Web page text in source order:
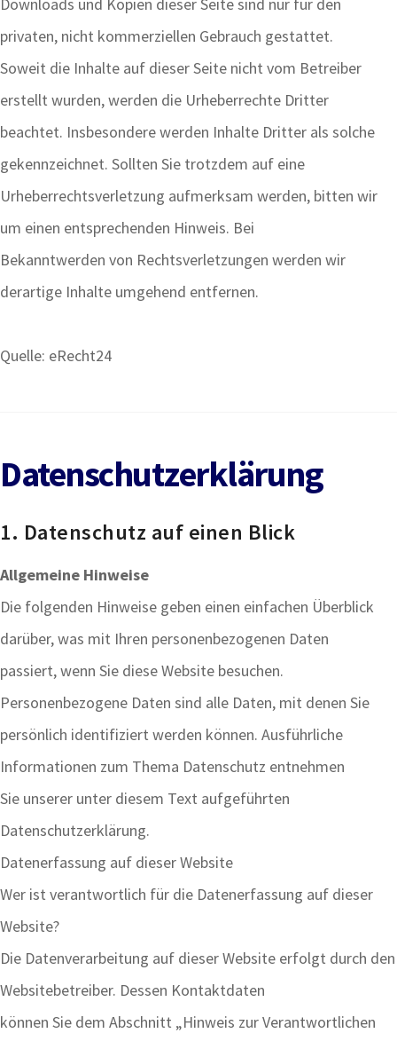
privaten, nicht kommerziellen Gebrauch gestattet.
Soweit die Inhalte auf dieser Seite nicht vom Betreiber
erstellt wurden, werden die Urheberrechte Dritter
beachtet. Insbesondere werden Inhalte Dritter als solche
gekennzeichnet. Sollten Sie trotzdem auf eine
Urheberrechtsverletzung aufmerksam werden, bitten wir
um einen entsprechenden Hinweis. Bei
Bekanntwerden von Rechtsverletzungen werden wir
derartige Inhalte umgehend entfernen.
Quelle: eRecht24
Datenschutzerklärung
1. Datenschutz auf einen Blick
Allgemeine Hinweise
Die folgenden Hinweise geben einen einfachen Überblick
darüber, was mit Ihren personenbezogenen Daten
passiert, wenn Sie diese Website besuchen.
Personenbezogene Daten sind alle Daten, mit denen Sie
persönlich identifiziert werden können. Ausführliche
Informationen zum Thema Datenschutz entnehmen
Sie unserer unter diesem Text aufgeführten
Datenschutzerklärung.
Datenerfassung auf dieser Website
Wer ist verantwortlich für die Datenerfassung auf dieser
Website?
Die Datenverarbeitung auf dieser Website erfolgt durch den
Websitebetreiber. Dessen Kontaktdaten
können Sie dem Abschnitt „Hinweis zur Verantwortlichen